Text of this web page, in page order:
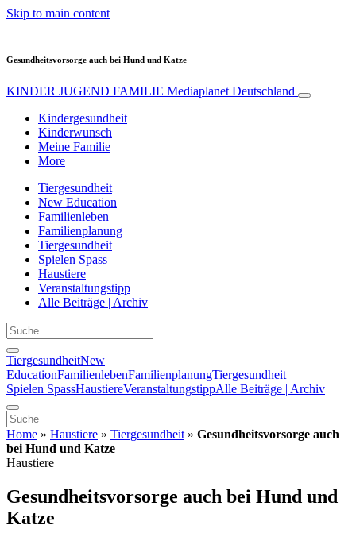
Skip to main content
Gesundheitsvorsorge auch bei Hund und Katze
KINDER JUGEND FAMILIE Mediaplanet Deutschland
Kindergesundheit
Kinderwunsch
Meine Familie
More
Tiergesundheit
New Education
Familienleben
Familienplanung
Tiergesundheit
Spielen Spass
Haustiere
Veranstaltungstipp
Alle Beiträge | Archiv
TiergesundheitNew
EducationFamilienlebenFamilienplanungTiergesundheit
Spielen SpassHaustiereVeranstaltungstippAlle Beiträge | Archiv
Home » Haustiere » Tiergesundheit » Gesundheitsvorsorge auch
bei Hund und Katze
Haustiere
Gesundheitsvorsorge auch bei Hund und
Katze